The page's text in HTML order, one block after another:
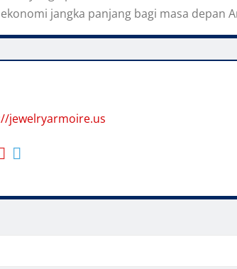
jangka panjang bagi masa depan
jewelryarmoire.us